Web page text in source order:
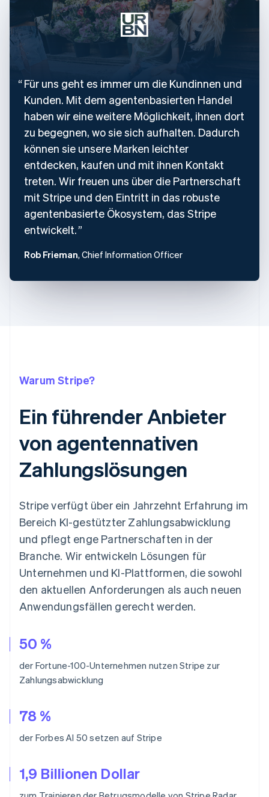
Für uns geht es immer um die Kundinnen und
Kunden. Mit dem agentenbasierten Handel
haben wir eine weitere Möglichkeit, ihnen dort
zu begegnen, wo sie sich aufhalten. Dadurch
können sie unsere Marken leichter
entdecken, kaufen und mit ihnen Kontakt
treten. Wir freuen uns über die Partnerschaft
mit Stripe und den Eintritt in das robuste
agentenbasierte Ökosystem, das Stripe
entwickelt.
Rob Frieman, Chief Information Officer
Warum Stripe?
Ein führender Anbieter
von agentennativen
Zahlungslösungen
Stripe verfügt über ein Jahrzehnt Erfahrung im
Bereich KI-gestützter Zahlungsabwicklung
und pflegt enge Partnerschaften in der
Branche. Wir entwickeln Lösungen für
Unternehmen und KI-Plattformen, die sowohl
den aktuellen Anforderungen als auch neuen
Anwendungsfällen gerecht werden.
50 %
der Fortune-100-Unternehmen nutzen Stripe zur
Zahlungsabwicklung
78 %
der Forbes AI 50 setzen auf Stripe
1,9 Billionen Dollar
Australien
English
Brasilien
Bulgarien
English